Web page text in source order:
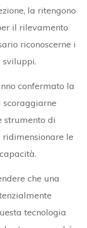
la ritengono
il rilevamento
riconoscerne i
confermato la
scoraggiarne
strumento di
le
che una
tecnologia